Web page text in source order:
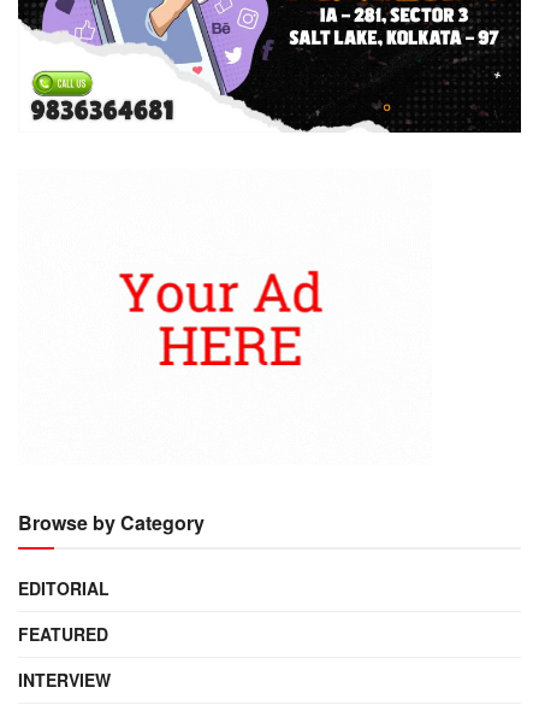
Browse by Category
EDITORIAL
FEATURED
INTERVIEW